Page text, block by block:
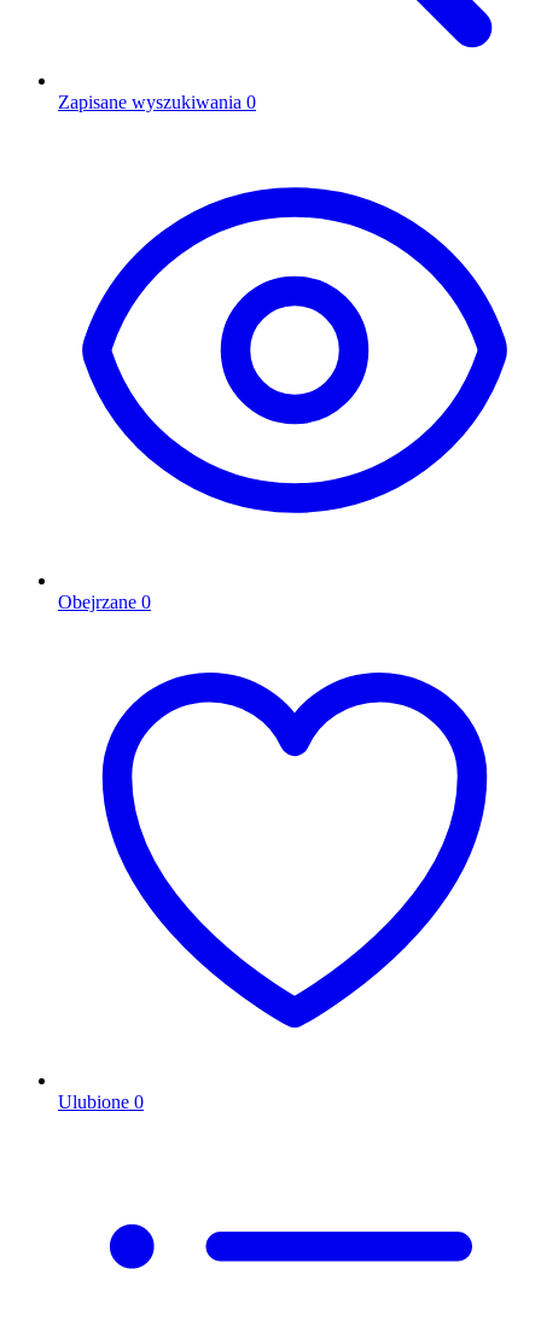
Zapisane wyszukiwania 0
Obejrzane 0
Ulubione 0